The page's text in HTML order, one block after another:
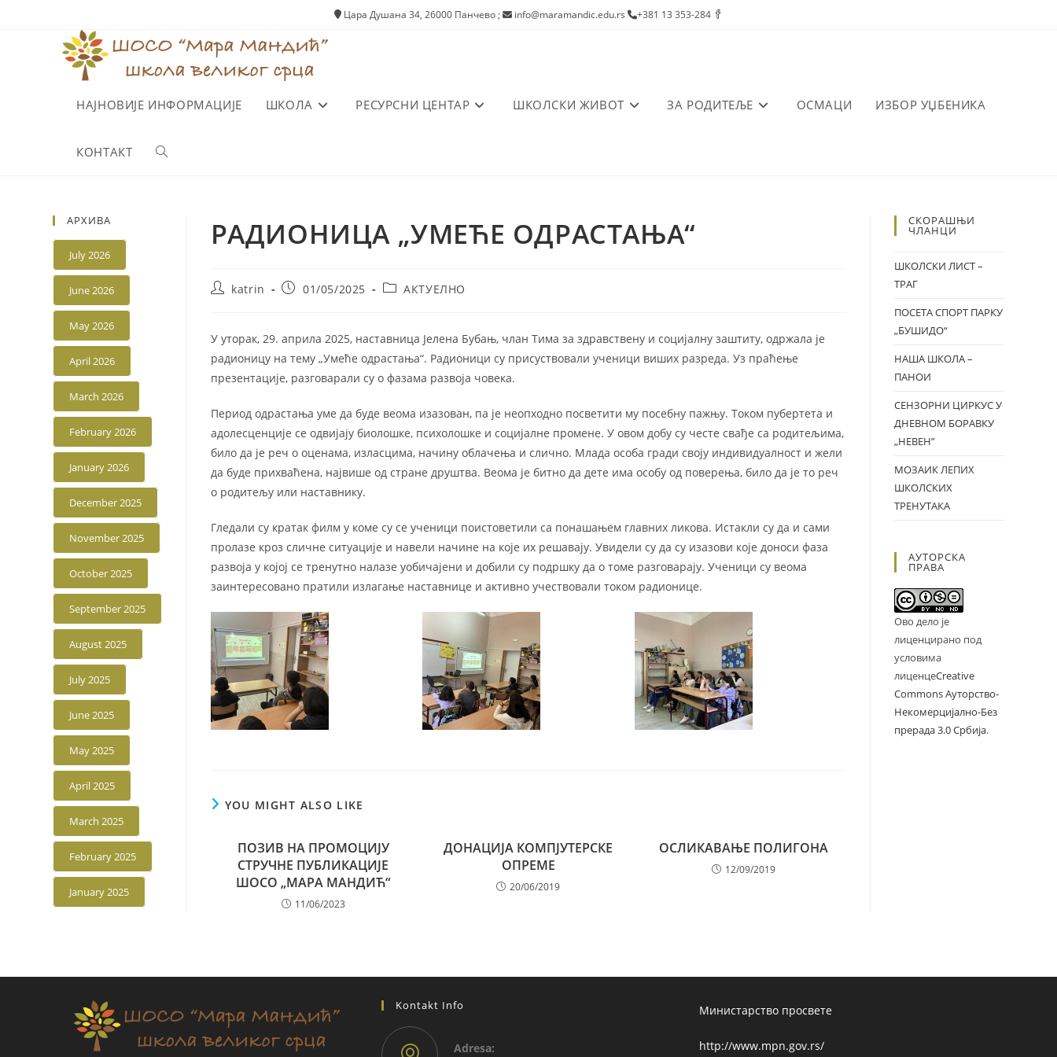
Цара Душана 34, 26000 Панчево ; info@maramandic.edu.rs +381 13 353-284
НАЈНОВИЈЕ ИНФОРМАЦИЈЕ ШКОЛА РЕСУРСНИ ЦЕНТАР ШКОЛСКИ ЖИВОТ ЗА РОДИТЕЉЕ ОСМАЦИ ИЗБОР УЏБЕНИКА
КОНТАКТ Toggle
РАДИОНИЦА „УМЕЋЕ ОДРАСТАЊА“
Postkatrin
Post01/05/2025
PostАКТУЕЛНО
У уторак, 29. априла 2025, наставница Јелена Бубањ, члан Тима за здравствену и социјалну заштиту, одржала је
радионицу на тему „Умеће одрастања“. Радионици су присуствовали ученици виших разреда. Уз праћење
презентације, разговарали су о фазама развоја човека.
Период одрастања уме да буде веома изазован, па је неопходно посветити му посебну пажњу. Током пубертета и
адолесценције се одвијају биолошке, психолошке и социјалне промене. У овом добу су честе свађе са родитељима,
било да је реч о оценама, изласцима, начину облачења и слично. Млада особа гради своју индивидуалност и жели
да буде прихваћена, највише од стране друштва. Веома је битно да дете има особу од поверења, било да је то реч
о родитељу или наставнику.
Гледали су кратак филм у коме су се ученици поистоветили са понашањем главних ликова. Истакли су да и сами
пролазе кроз сличне ситуације и навели начине на које их решавају. Увидели су да су изазови које доноси фаза
развоја у којој се тренутно налазе уобичајени и добили су подршку да о томе разговарају. Ученици су веома
заинтересовано пратили излагање наставнице и активно учествовали током радионице.
YOU MIGHT ALSO LIKE
ПОЗИВ НА ПРОМОЦИЈУ
СТРУЧНЕ ПУБЛИКАЦИЈЕ
ШОСО „МАРА МАНДИЋ“
11/06/2023
ДОНАЦИЈА КОМПЈУТЕРСКЕ
ОПРЕМЕ
20/06/2019
ОСЛИКАВАЊЕ ПОЛИГОНА
12/09/2019
АРХИВА
July 2026
June 2026
May 2026
April 2026
March 2026
February 2026
January 2026
December 2025
November 2025
October 2025
September 2025
August 2025
July 2025
June 2025
May 2025
April 2025
March 2025
February 2025
January 2025
СКОРАШЊИ
ЧЛАНЦИ
ШКОЛСКИ ЛИСТ –
ТРАГ
ПОСЕТА СПОРТ ПАРКУ
„БУШИДО“
НАША ШКОЛА –
ПАНОИ
СЕНЗОРНИ ЦИРКУС У
ДНЕВНОМ БОРАВКУ
„НЕВЕН”
МОЗАИК ЛЕПИХ
ШКОЛСКИХ
ТРЕНУТАКА
АУТОРСКА
ПРАВА
Ово дело је
лиценцирано под
условима
лиценцеCreative
Commons Ауторство-
Некомерцијално-Без
прерада 3.0 Србија.
Kontakt Info
Adresа:
Министарство просвете
http://www.mpn.gov.rs/